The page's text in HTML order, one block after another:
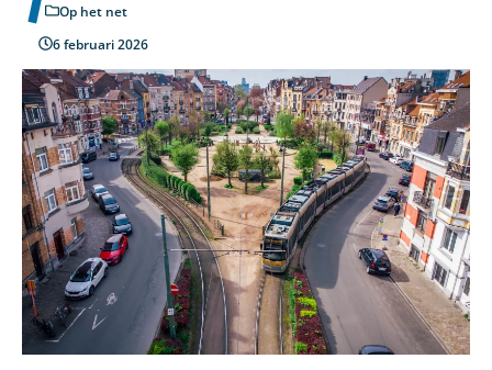
Op het net
6 februari 2026